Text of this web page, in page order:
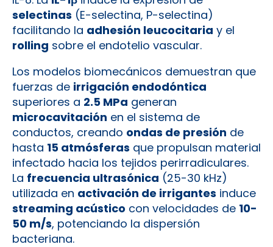
selectinas (E-selectina, P-selectina)
facilitando la adhesión leucocitaria y el
rolling sobre el endotelio vascular.
Los modelos biomecánicos demuestran que
fuerzas de irrigación endodóntica
superiores a 2.5 MPa generan
microcavitación en el sistema de
conductos, creando ondas de presión de
hasta 15 atmósferas que propulsan material
infectado hacia los tejidos perirradiculares.
La frecuencia ultrasónica (25-30 kHz)
utilizada en activación de irrigantes induce
streaming acústico con velocidades de 10-
50 m/s, potenciando la dispersión
bacteriana.